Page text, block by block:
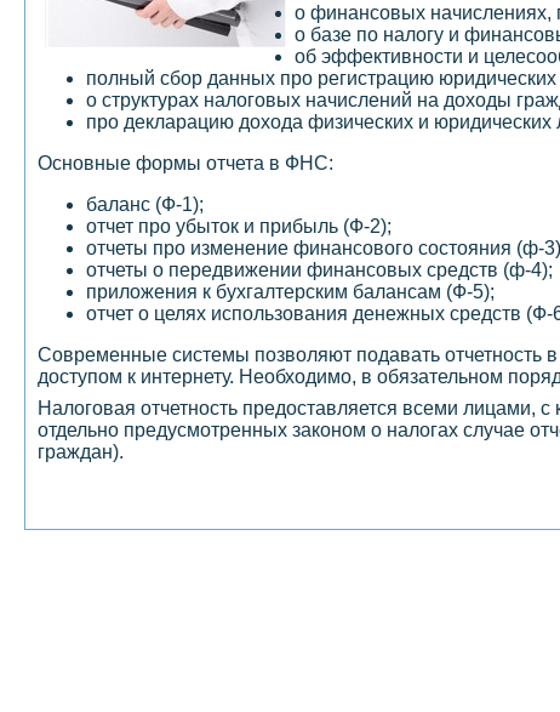
о финансовых начислениях,
о базе по налогу и
об эффективности и
полный сбор данных про регистрацию
о структурах налоговых начислений на доходы
про декларацию дохода физических и юридических
Основные формы отчета в ФНС:
баланс (Ф-1);
отчет про убыток и прибыль (Ф-2);
отчеты про изменение финансового состояния (ф-
отчеты о передвижении финансовых средств (ф-4);
приложения к бухгалтерским балансам (Ф-5);
отчет о целях использования денежных средств (Ф-
Современные системы позволяют подавать отчетность
доступом к интернету. Необходимо, в обязательном
Налоговая отчетность предоставляется всеми лицами,
отдельно предусмотренных законом о налогах случае
граждан).